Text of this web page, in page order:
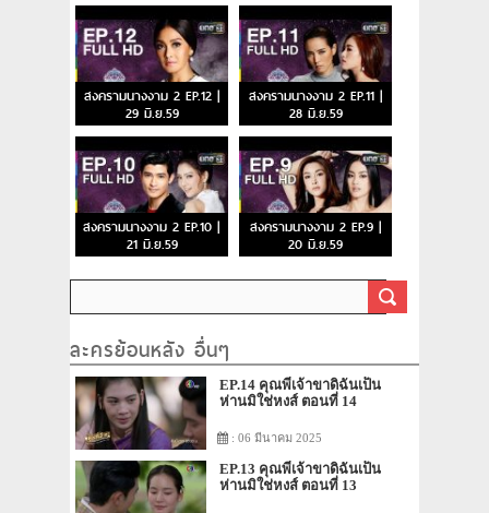
สงครามนางงาม 2 EP.12 |
29 มิ.ย.59
สงครามนางงาม 2 EP.11 |
28 มิ.ย.59
สงครามนางงาม 2 EP.10 |
21 มิ.ย.59
สงครามนางงาม 2 EP.9 |
20 มิ.ย.59
ละครย้อนหลัง อื่นๆ
EP.14 คุณพี่เจ้าขาดิฉันเป็น
ห่านมิใช่หงส์ ตอนที่ 14
: 06 มีนาคม 2025
EP.13 คุณพี่เจ้าขาดิฉันเป็น
ห่านมิใช่หงส์ ตอนที่ 13